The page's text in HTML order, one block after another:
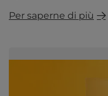
Per saperne di più